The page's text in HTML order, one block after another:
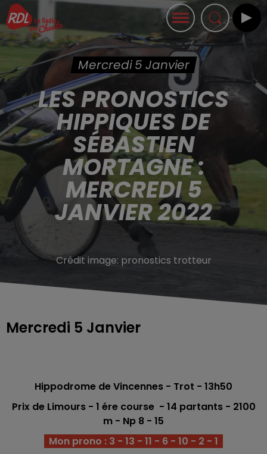
Mercredi 5 Janvier
LES PRONOSTICS
HIPPIQUES DE
SÉBASTIEN
MORTAGNE :
MERCREDI 5
JANVIER 2022
Crédit image: pronostics trotteur
Mercredi 5 Janvier
Hippodrome de Vincennes - Trot - 13h50
Prix de Limours - 1 ére course - 14 partants - 2100
m - Np 8 - 15
Mon prono : 3 - 13 - 11 - 6 - 10 - 2 - 1